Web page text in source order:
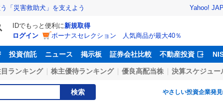
「災害救助犬」を支えよう Yahoo!
IDでもっと便利に新規取得
ログイン
ボーナスセレクション 人気商品が最大40％
投資信託 ニュース 掲示板 証券会社比較 不動産投資
ランキング 株主優待ランキング 優良高配当株 決算スケジュー
検索 やさしい投資企業発